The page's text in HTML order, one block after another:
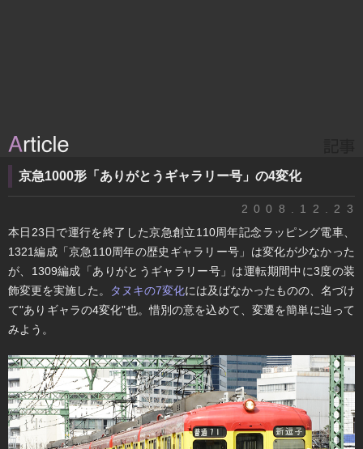
京急1000形「ありがとうギャラリー号」の4変化
2008.12.23
本日23日で運行を終了した京急創立110周年記念ラッピング電車、
1321編成「京急110周年の歴史ギャラリー号」は変化が少なかった
が、1309編成「ありがとうギャラリー号」は運転期間中に3度の装
飾変更を実施した。
タヌキの7変化には及ばなかったものの、名づけ
て"ありギャラの4変化"也。惜別の意を込めて、変遷を簡単に辿って
みよう。